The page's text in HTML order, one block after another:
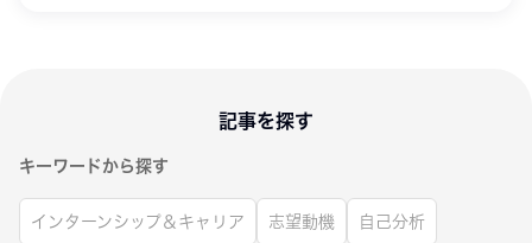
記事を探す
キーワードから探す
インターンシップ＆キャリア 志望動機 自己分析